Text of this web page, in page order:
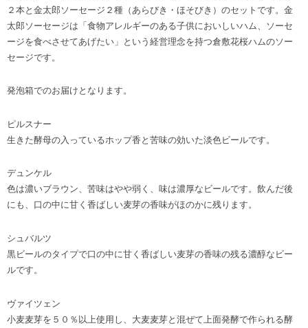
２本と金太郎ソーセージ２種（あらびき・ほそびき）のセットです。金
太郎ソーセージは「食物アレルギーのある子供においしいハム、ソーセ
ージを食べさせてあげたい」という経営理念を持つ倉敷花桜ハムのソー
セージです。
発泡箱でのお届けとなります。
ピルスナー
生きた酵母の入っているホップ香と苦味の効いた淡色ビールです。
デュンケル
色は濃いブラウン、苦味はやや弱く、味は濃厚なビールです。飲んだ後
にも、口の中に甘く香ばしい麦芽の香味がほのかに残ります。
シュバルツ
黒ビールのタイプで口の中に甘く香ばしい麦芽の香味の残る濃醇なビー
ルです。
ヴァイツェン
小麦麦芽を５０％以上使用し、大麦麦芽と混ぜて上面発酵で作られる酵